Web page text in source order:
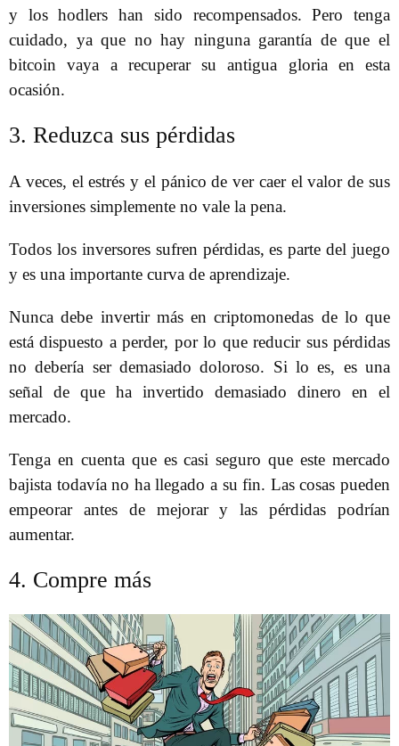
y los hodlers han sido recompensados. Pero tenga
cuidado, ya que no hay ninguna garantía de que el
bitcoin vaya a recuperar su antigua gloria en esta
ocasión.
3. Reduzca sus pérdidas
A veces, el estrés y el pánico de ver caer el valor de sus
inversiones simplemente no vale la pena.
Todos los inversores sufren pérdidas, es parte del juego
y es una importante curva de aprendizaje.
Nunca debe invertir más en criptomonedas de lo que
está dispuesto a perder, por lo que reducir sus pérdidas
no debería ser demasiado doloroso. Si lo es, es una
señal de que ha invertido demasiado dinero en el
mercado.
Tenga en cuenta que es casi seguro que este mercado
bajista todavía no ha llegado a su fin. Las cosas pueden
empeorar antes de mejorar y las pérdidas podrían
aumentar.
4. Compre más